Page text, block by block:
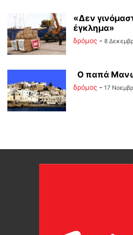
«Δεν
έγκλημα»
δρόμος - 8
Ο παπά
δρόμος - 17